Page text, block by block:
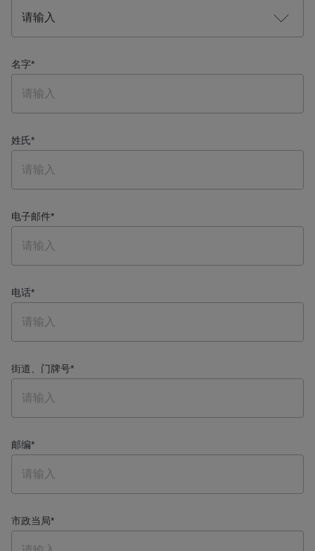
名字*
姓氏*
电子邮件*
电话*
街道、门牌号*
邮编*
市政当局*